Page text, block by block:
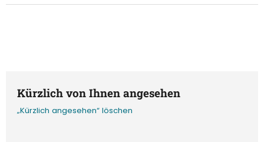
Kürzlich von Ihnen angesehen
„Kürzlich angesehen“ löschen